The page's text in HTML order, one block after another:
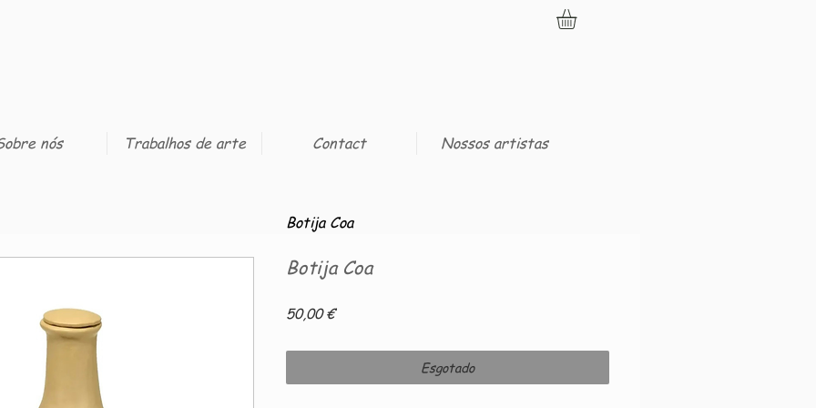
nós Trabalhos de arte Contact Nossos artistas
Botija Coa
Botija Coa
50,00 €Preço
Esgotado